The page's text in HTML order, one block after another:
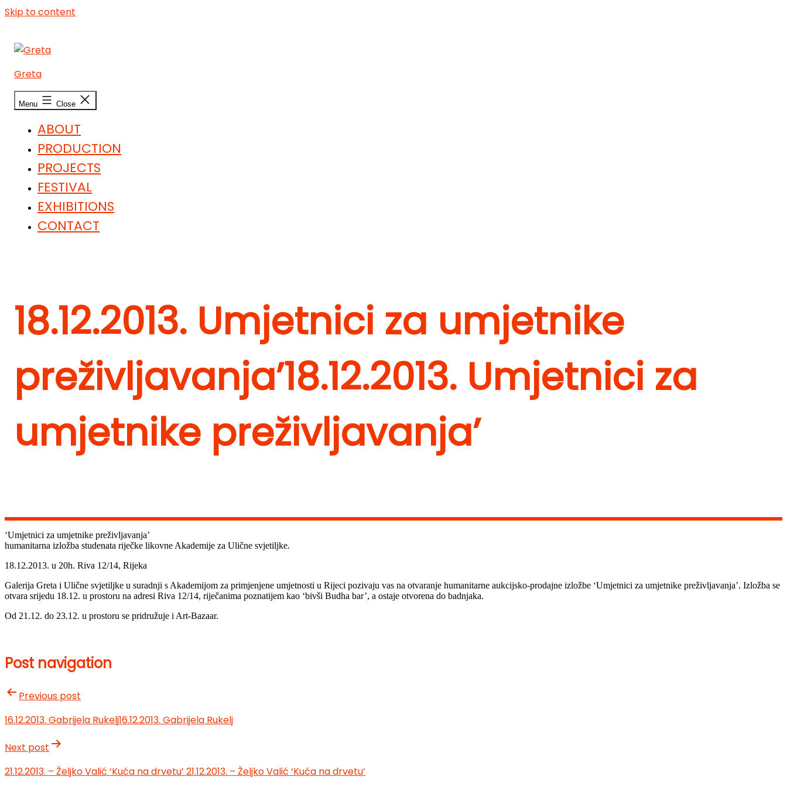
Skip to content
Greta
Menu Close
ABOUT
PRODUCTION
PROJECTS
FESTIVAL
EXHIBITIONS
CONTACT
18.12.2013. Umjetnici za umjetnike
preživljavanja’18.12.2013. Umjetnici za
umjetnike preživljavanja’
‘Umjetnici za umjetnike preživljavanja’
humanitarna izložba studenata riječke likovne Akademije za Ulične svjetiljke.
18.12.2013. u 20h. Riva 12/14, Rijeka
Galerija Greta i Ulične svjetiljke u suradnji s Akademijom za primjenjene umjetnosti u Rijeci pozivaju vas na otvaranje humanitarne aukcijsko-prodajne izložbe ‘Umjetnici za umjetnike preživljavanja’. Izložba se
otvara srijedu 18.12. u prostoru na adresi Riva 12/14, riječanima poznatijem kao ‘bivši Budha bar’, a ostaje otvorena do badnjaka.
Od 21.12. do 23.12. u prostoru se pridružuje i Art-Bazaar.
Post navigation
Previous post
16.12.2013. Gabrijela Rukelj16.12.2013. Gabrijela Rukelj
Next post
21.12.2013. – Željko Valić ‘Kuća na drvetu’ 21.12.2013. – Željko Valić ‘Kuća na drvetu’